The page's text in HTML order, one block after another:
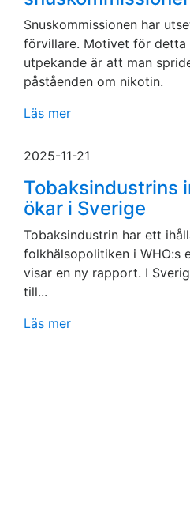
Snuskommissionen har
förvillare. Motivet för detta
utpekande är att man
påståenden om nikotin.
Läs mer
2025-11-21
Tobaksindustrins
ökar i Sverige
Tobaksindustrin har ett
folkhälsopolitiken i WHO:s
visar en ny rapport. I
till...
Läs mer